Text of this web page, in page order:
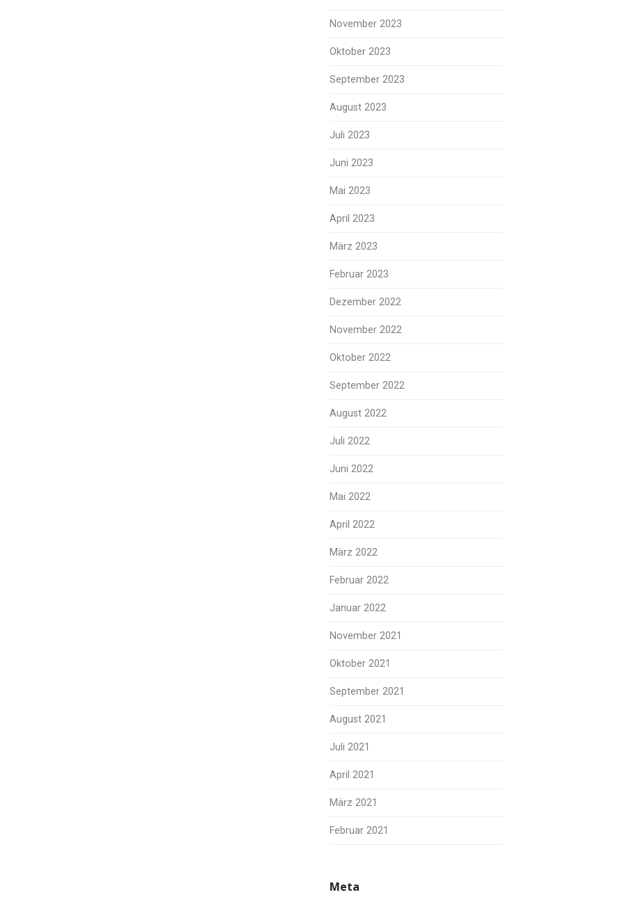
November 2023
Oktober 2023
September 2023
August 2023
Juli 2023
Juni 2023
Mai 2023
April 2023
März 2023
Februar 2023
Dezember 2022
November 2022
Oktober 2022
September 2022
August 2022
Juli 2022
Juni 2022
Mai 2022
April 2022
März 2022
Februar 2022
Januar 2022
November 2021
Oktober 2021
September 2021
August 2021
Juli 2021
April 2021
März 2021
Februar 2021
Meta